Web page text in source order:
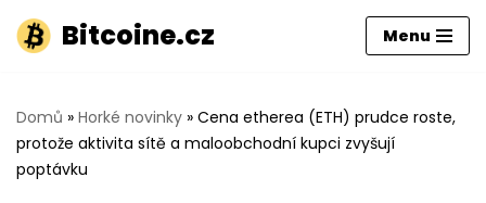
Přeskočit
obsah
Bitcoine.cz Menu
Domů » Horké novinky » Cena etherea (ETH) prudce roste,
protože aktivita sítě a maloobchodní kupci zvyšují
poptávku